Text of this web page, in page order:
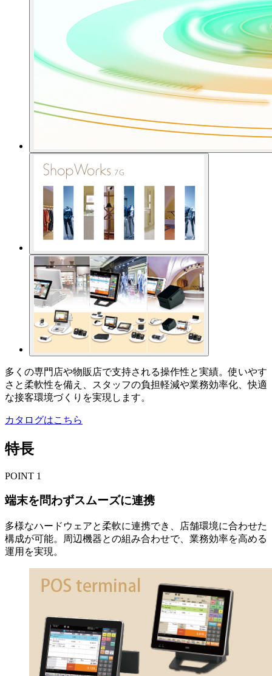
多くの専門店や物販店で支持される操作性と実績。使いやす
さと柔軟性を備え、スタッフの負担軽減や業務効率化、快適
な接客環境づくりを実現します。
カタログはこちら
特長
POINT 1
端末を問わずスムーズに連携
多様なハードウェアと柔軟に連携でき、店舗環境に合わせた
構成が可能。周辺機器との組み合わせで、業務効率を高める
運用を実現。